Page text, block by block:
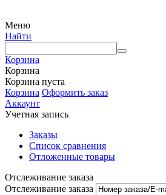
Меню
Найти
Корзина
Корзина
Корзина пуста
Корзина Оформить заказ
Аккаунт
Учетная запись
Заказы
Список сравнения
Отложенные товары
Отслеживание заказа
Отслеживание заказа